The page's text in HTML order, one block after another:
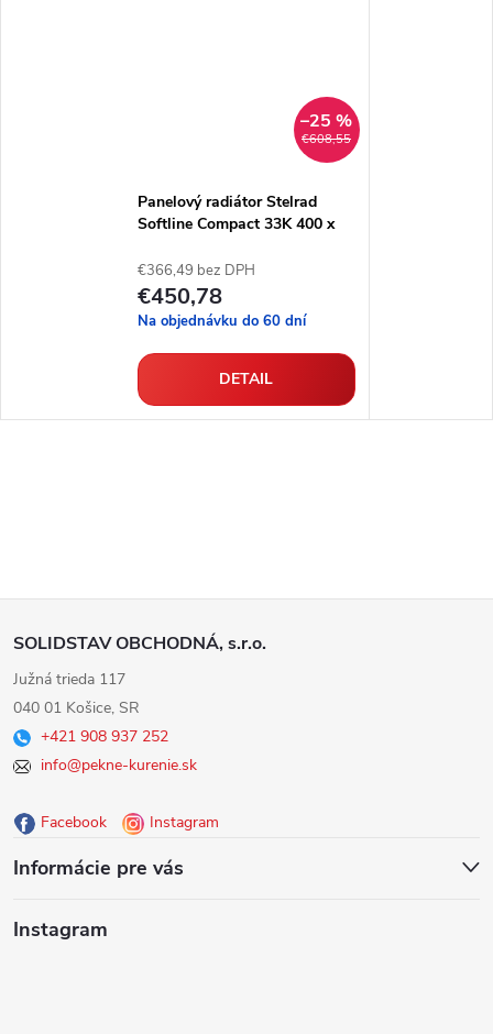
€608,55
–25 %
Panelový radiátor Stelrad
Softline Compact 33K 400 x
€366,49 bez DPH
€450,78
Na objednávku do 60 dní
DETAIL
Z
á
p
ä
e
SOLIDSTAV OBCHODNÁ, s.r.o.
Južná trieda 117
040 01 Košice, SR
+421 908 937 252
info@pekne-kurenie.sk
Facebook Instagram
Informácie pre vás
Instagram